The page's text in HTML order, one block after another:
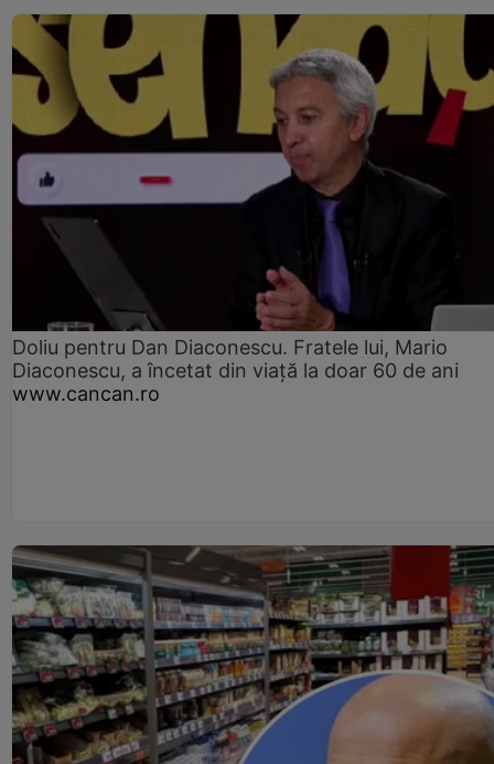
Doliu pentru Dan Diaconescu. Fratele lui, Mario
Diaconescu, a încetat din viață la doar 60 de ani
www.cancan.ro